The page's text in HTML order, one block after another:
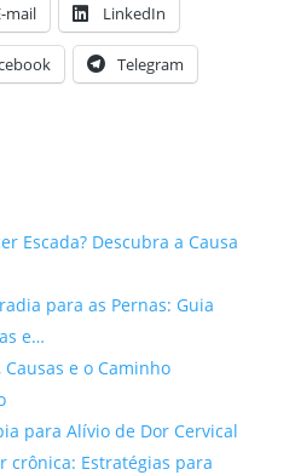
mail LinkedIn
Telegram
Escada? Descubra a Causa
para as Pernas: Guia
e…
e o Caminho
para Alívio de Dor Cervical
crônica: Estratégias para